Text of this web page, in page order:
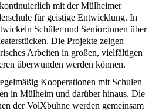
mit der Mülheimer
für geistige Entwicklung. In
Schüler und Senior:innen über
Die Projekte zeigen
Arbeiten in großen, vielfältigen
überwunden werden können.
Kooperationen mit Schulen
in Mülheim und darüber hinaus. Die
der VolXbühne werden gemeinsam